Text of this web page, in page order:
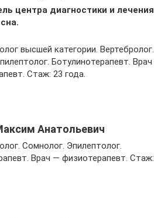
центра диагностики и лечения
высшей категории. Вертебролог.
Ботулинотерапевт. Врач
Стаж: 23 года.
Анатольевич
Сомнолог. Эпилептолог.
Врач — физиотерапевт. Стаж: